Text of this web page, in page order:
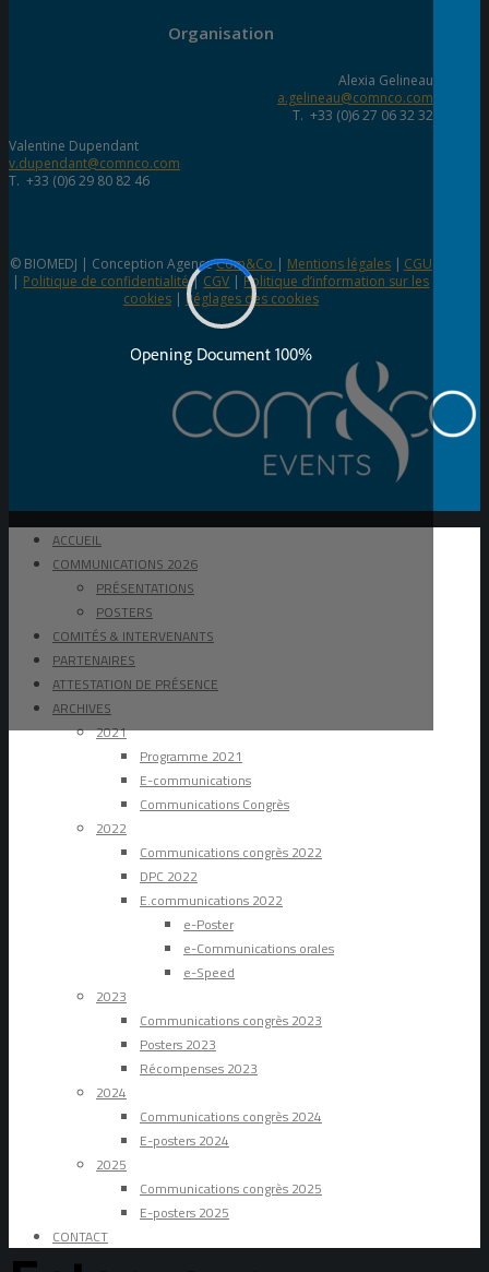
Organisation
Alexia Gelineau
a.gelineau@comnco.com
T. +33 (0)6 27 06 32 32
Valentine Dupendant
v.dupendant@comnco.com
T. +33 (0)6 29 80 82 46
© BIOMEDJ | Conception AgenceCom&Co | Mentions légales| CGU
| Politique de confidentialité| CGV | Politique d’information sur les
cookies| Réglages des cookies
ACCUEIL
COMMUNICATIONS 2026
PRÉSENTATIONS
POSTERS
COMITÉS & INTERVENANTS
PARTENAIRES
ATTESTATION DE PRÉSENCE
ARCHIVES
2021
Programme 2021
E-communications
Communications Congrès
2022
Communications congrès 2022
DPC 2022
E.communications 2022
e-Poster
e-Communications orales
e-Speed
2023
Communications congrès 2023
Posters 2023
Récompenses 2023
2024
Communications congrès 2024
E-posters 2024
2025
Communications congrès 2025
E-posters 2025
CONTACT